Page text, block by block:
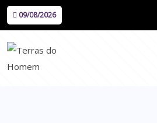
09/08/2026